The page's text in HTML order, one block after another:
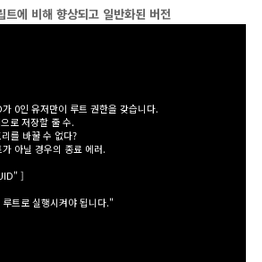
에 비해 향상되고 일반화된 버전
0인 유저만이 루트 권한을 갖습니다.
로 저장할 줄 수.
를 바꿀 수 없다?
아닐 경우의 종료 에러.
]
트로 실행시켜야 됩니다."